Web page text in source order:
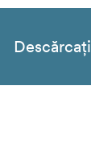
Descărcați